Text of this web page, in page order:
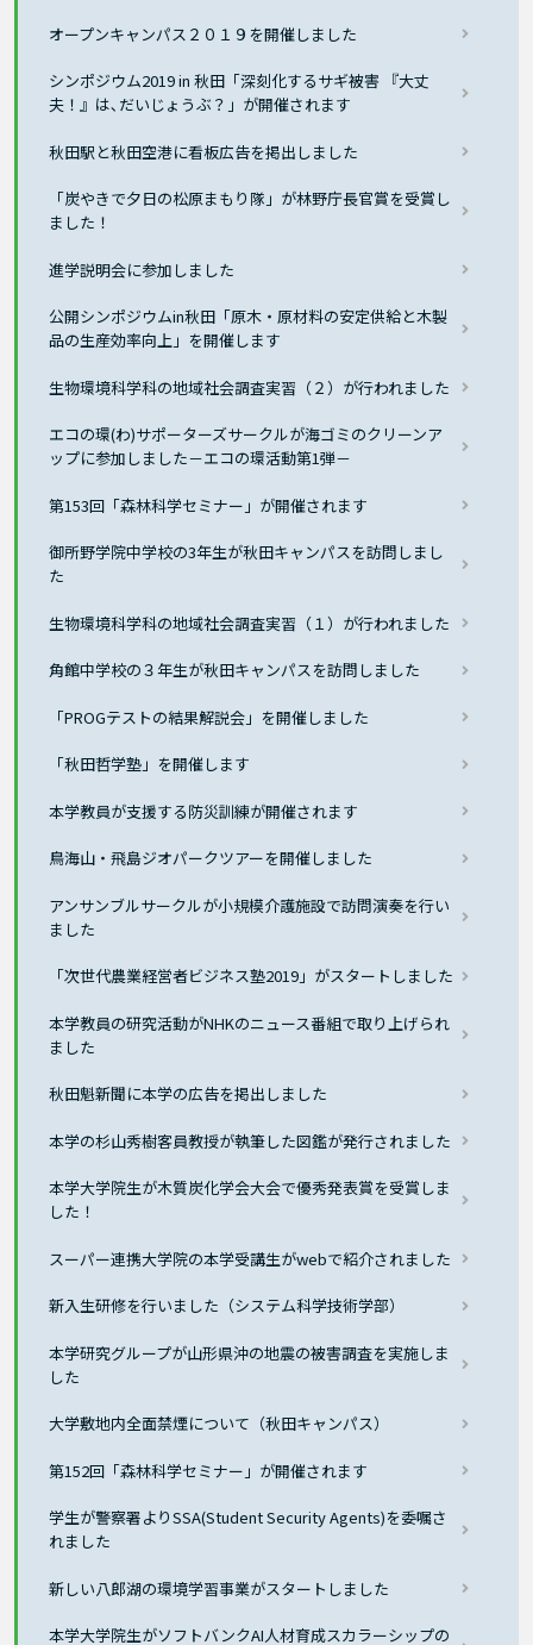
オープンキャンパス２０１９を開催しました
シンポジウム2019 in 秋田「深刻化するサギ被害 『大丈
夫！』は､だいじょうぶ？」が開催されます
秋田駅と秋田空港に看板広告を掲出しました
「炭やきで夕日の松原まもり隊」が林野庁長官賞を受賞し
ました！
進学説明会に参加しました
公開シンポジウムin秋田「原木・原材料の安定供給と木製
品の生産効率向上」を開催します
生物環境科学科の地域社会調査実習（２）が行われました
エコの環(わ)サポーターズサークルが海ゴミのクリーンア
ップに参加しました－エコの環活動第1弾－
第153回「森林科学セミナー」が開催されます
御所野学院中学校の3年生が秋田キャンパスを訪問しまし
た
生物環境科学科の地域社会調査実習（１）が行われました
角館中学校の３年生が秋田キャンパスを訪問しました
「PROGテストの結果解説会」を開催しました
「秋田哲学塾」を開催します
本学教員が支援する防災訓練が開催されます
鳥海山・飛島ジオパークツアーを開催しました
アンサンブルサークルが小規模介護施設で訪問演奏を行い
ました
「次世代農業経営者ビジネス塾2019」がスタートしました
本学教員の研究活動がNHKのニュース番組で取り上げられ
ました
秋田魁新聞に本学の広告を掲出しました
本学の杉山秀樹客員教授が執筆した図鑑が発行されました
本学大学院生が木質炭化学会大会で優秀発表賞を受賞しま
した！
スーパー連携大学院の本学受講生がwebで紹介されました
新入生研修を行いました（システム科学技術学部）
本学研究グループが山形県沖の地震の被害調査を実施しま
した
大学敷地内全面禁煙について（秋田キャンパス）
第152回「森林科学セミナー」が開催されます
学生が警察署よりSSA(Student Security Agents)を委嘱さ
れました
新しい八郎湖の環境学習事業がスタートしました
本学大学院生がソフトバンクAI人材育成スカラーシップの